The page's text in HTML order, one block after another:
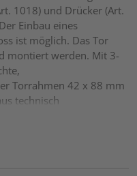
1018) und Drücker (Art.
Einbau eines
ist möglich. Das Tor
montiert werden. Mit 3-
Torrahmen 42 x 88 mm
technisch
und
Profile 18 x
von 15 mm Alle